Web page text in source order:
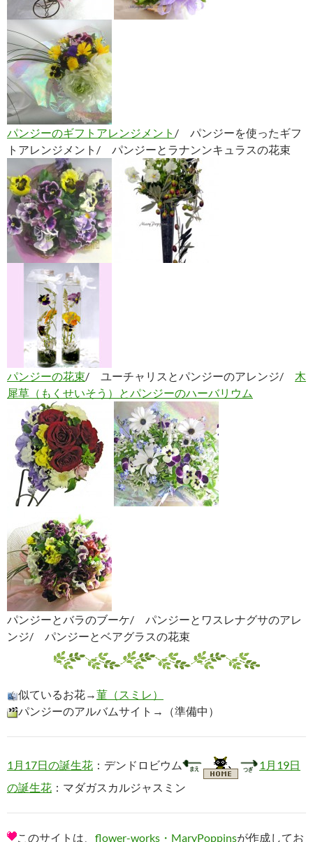
パンジーのギフトアレンジメント / パンジーを使ったギフ
トアレンジメント/ パンジーとラナンンキュラスの花束
パンジーの花束/ ユーチャリスとパンジーのアレンジ/ 木
犀草（もくせいそう）とパンジーのハーバリウム
パンジーとバラのブーケ/ パンジーとワスレナグサのアレ
ンジ/ パンジーとベアグラスの花束
似ているお花→菫（スミレ）
パンジーのアルバムサイト→（準備中）
1月17日の誕生花 ：デンドロビウム
1月19日
の誕生花 ：マダガスカルジャスミン
このサイトは、 flower-works・MaryPoppinsが作成してお